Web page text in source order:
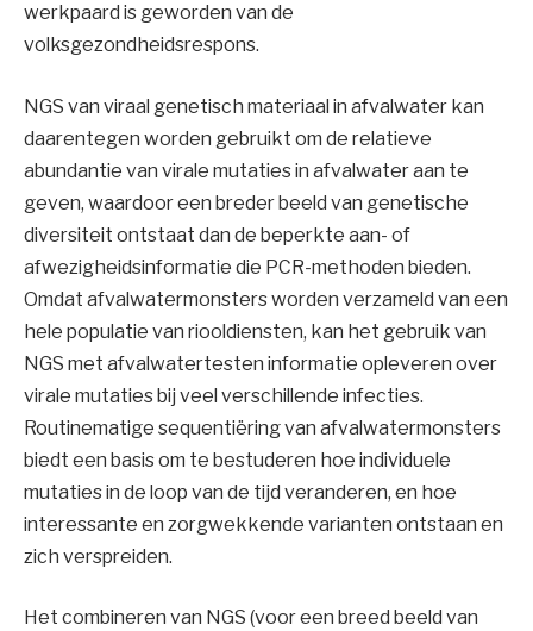
werkpaard is geworden van de
volksgezondheidsrespons.
NGS van viraal genetisch materiaal in afvalwater kan
daarentegen worden gebruikt om de relatieve
abundantie van virale mutaties in afvalwater aan te
geven, waardoor een breder beeld van genetische
diversiteit ontstaat dan de beperkte aan- of
afwezigheidsinformatie die PCR-methoden bieden.
Omdat afvalwatermonsters worden verzameld van een
hele populatie van riooldiensten, kan het gebruik van
NGS met afvalwatertesten informatie opleveren over
virale mutaties bij veel verschillende infecties.
Routinematige sequentiëring van afvalwatermonsters
biedt een basis om te bestuderen hoe individuele
mutaties in de loop van de tijd veranderen, en hoe
interessante en zorgwekkende varianten ontstaan ​​en
zich verspreiden.
Het combineren van NGS (voor een breed beeld van